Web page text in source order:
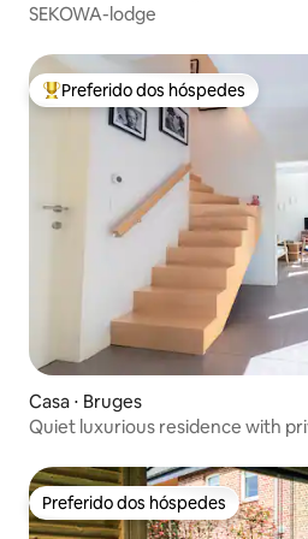
SEKOWA-lodge
Entre os melhores preferidos dos
Preferido dos hóspedes
Casa ⋅ Bruges
Quiet luxurious residence with
Preferido dos hóspedes
Preferido dos hóspedes